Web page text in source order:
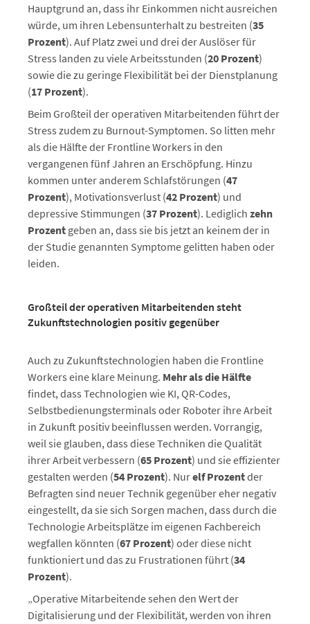
Hauptgrund an, dass ihr Einkommen nicht ausreichen
würde, um ihren Lebensunterhalt zu bestreiten (35
Prozent). Auf Platz zwei und drei der Auslöser für
Stress landen zu viele Arbeitsstunden (20 Prozent)
sowie die zu geringe Flexibilität bei der Dienstplanung
(17 Prozent).
Beim Großteil der operativen Mitarbeitenden führt der
Stress zudem zu Burnout-Symptomen. So litten mehr
als die Hälfte der Frontline Workers in den
vergangenen fünf Jahren an Erschöpfung. Hinzu
kommen unter anderem Schlafstörungen (47
Prozent), Motivationsverlust (42 Prozent) und
depressive Stimmungen (37 Prozent). Lediglich zehn
Prozent geben an, dass sie bis jetzt an keinem der in
der Studie genannten Symptome gelitten haben oder
leiden.
Großteil der operativen Mitarbeitenden steht
Zukunftstechnologien positiv gegenüber
Auch zu Zukunftstechnologien haben die Frontline
Workers eine klare Meinung. Mehr als die Hälfte
findet, dass Technologien wie KI, QR-Codes,
Selbstbedienungsterminals oder Roboter ihre Arbeit
in Zukunft positiv beeinflussen werden. Vorrangig,
weil sie glauben, dass diese Techniken die Qualität
ihrer Arbeit verbessern (65 Prozent) und sie effizienter
gestalten werden (54 Prozent). Nurelf Prozentder
Befragten sind neuer Technik gegenüber eher negativ
eingestellt, da sie sich Sorgen machen, dass durch die
Technologie Arbeitsplätze im eigenen Fachbereich
wegfallen könnten (67 Prozent) oder diese nicht
funktioniert und das zu Frustrationen führt (34
Prozent).
„Operative Mitarbeitende sehen den Wert der
Digitalisierung und der Flexibilität, werden von ihren